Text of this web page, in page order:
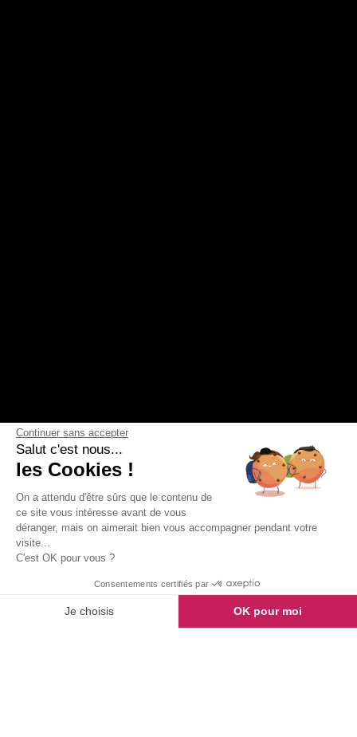
Continuer sans accepter
Salut c'est nous...
les Cookies !
On a attendu d'être sûrs que le contenu de
ce site vous intéresse avant de vous
déranger, mais on aimerait bien vous accompagner pendant votre
visite...
C'est OK pour vous ?
Consentements certifiés par
Je choisis OK pour moi